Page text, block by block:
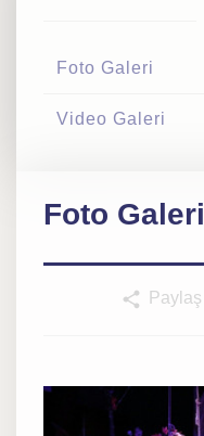
Foto Galeri
Video Galeri
Foto Galeri
Paylaş